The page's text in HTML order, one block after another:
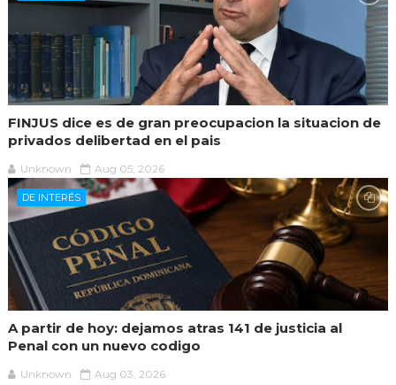
FINJUS dice es de gran preocupacion la situacion de
privados delibertad en el pais
Unknown Aug 05, 2026
DE INTERÉS
A partir de hoy: dejamos atras 141 de justicia al
Penal con un nuevo codigo
Unknown Aug 03, 2026